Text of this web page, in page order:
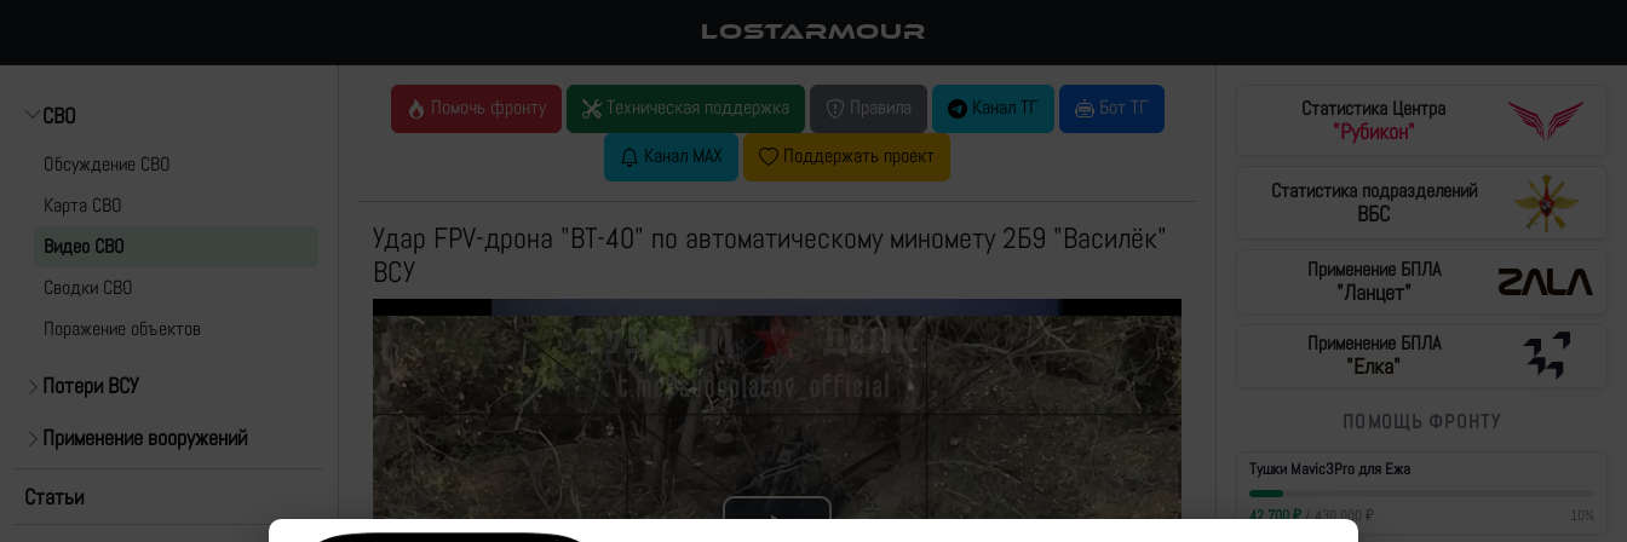
LOSTARMOUR
СВО
Обсуждение СВО
Карта СВО
Видео СВО
Cводки СВО
Поражение объектов
Потери ВСУ
Применение вооружений
Статьи
Помочь фронту Техническая поддержка Правила Канал ТГ
Бот ТГ
Канал MAX
Поддержать проект
Удар FPV-дрона "ВТ-40" по автоматическому миномету 2Б9 "Василёк"
ВСУ
Статистика Центра
"Рубикон"
Статистика подразделений
ВБС
Применение БПЛА
"Ланцет"
Применение БПЛА
"Елка"
ПОМОЩЬ ФРОНТУ
Тушки Mavic3Pro для Ежа
42 700₽/430 000 ₽ 10%